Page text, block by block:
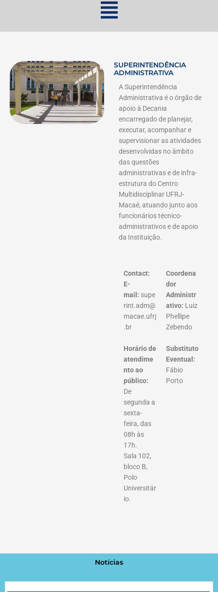
SUPERINTENDÊNCIA
ADMINISTRATIVA
A Superintendência
Administrativa é o órgão de
apoio à Decania
encarregado de planejar,
executar, acompanhar e
supervisionar as atividades
desenvolvidas no âmbito
das questões
administrativas e de infra-
estrutura do Centro
Multidisciplinar UFRJ-
Macaé, atuando junto aos
funcionários técnico-
administrativos e de apoio
da Instituição.
Contact:
E-
mail: supe
rint.adm@
macae.ufrj
.br
Horário de
atendime
nto ao
público:
De
segunda a
sexta-
feira, das
08h às
17h.
Sala 102,
bloco B,
Polo
Universitár
io.
Coordena
dor
Administr
ativo: Luiz
Phellipe
Zebendo
Substituto
Eventual:
Fábio
Porto
Notícias